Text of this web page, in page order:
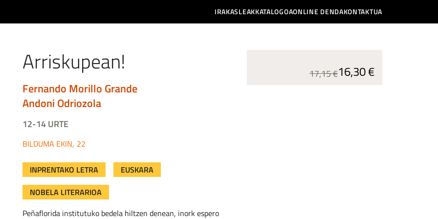
IRAKASLEAKKATALOGOAONLINE DENDAKONTAKTUA
Arriskupean!
fernando morillo grande
andoni odriozola
12-14 URTE
EKIN 22
INPRENTAKO LETRA
EUSKARA
NOBELA LITERARIOA
Peñaflorida institutuko bedela hiltzen denean, inork espero
17,15 €16,30 €